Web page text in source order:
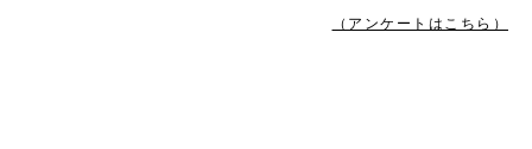
（アンケートはこちら）